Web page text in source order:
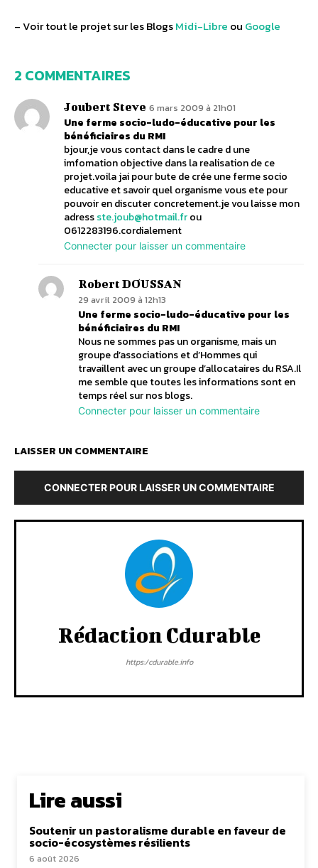
– Voir tout le projet sur les BlogsMidi-Libre ou Google
2 COMMENTAIRES
Joubert Steve 6 mars 2009 à 21h01
Une ferme socio-ludo-éducative pour les
bénéficiaires du RMI
bjour,je vous contact dans le cadre d une
imfomation objective dans la realisation de ce
projet.voila jai pour bute de crée une ferme socio
educative et savoir quel organisme vous ete pour
pouvoir en discuter concretement.je vou laisse mon
adressste.joub@hotmail.frou
0612283196.cordialement
Connecter pour laisser un commentaire
Robert DOUSSAN
29 avril 2009 à 12h13
Une ferme socio-ludo-éducative pour les
bénéficiaires du RMI
Nous ne sommes pas un organisme, mais un
groupe d’associations et d’Hommes qui
travaillent avec un groupe d’allocataires du RSA.Il
me semble que toutes les informations sont en
temps réel sur nos blogs.
Connecter pour laisser un commentaire
LAISSER UN COMMENTAIRE
CONNECTER POUR LAISSER UN COMMENTAIRE
Rédaction Cdurable
https:/cdurable.info
Lire aussi
Soutenir un pastoralisme durable en faveur de
socio-écosystèmes résilients
6 août 2026